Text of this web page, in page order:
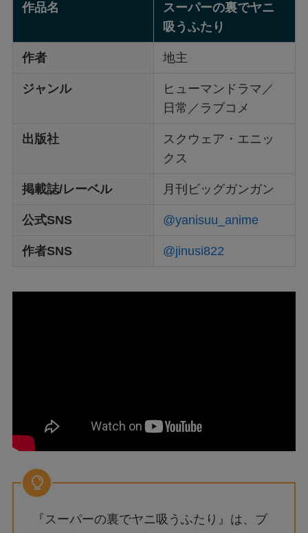
作品名
スーパーの裏でヤニ
吸うふたり
作者 地主
ジャンル
ヒューマンドラマ／
日常／ラブコメ
出版社
スクウェア・エニッ
クス
掲載誌/レーベル 月刊ビッグガンガン
公式SNS @yanisuu_anime
作者SNS @jinusi822
『スーパーの裏でヤニ吸うふたり』は、ブ